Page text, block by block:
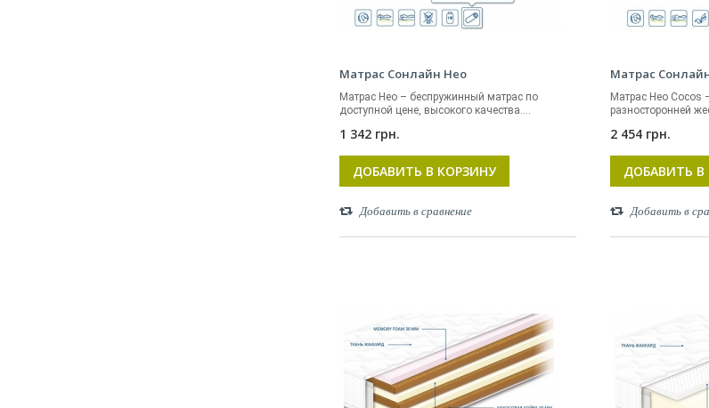
Матрас Сонлайн Нео
Матрас Нео – беспружинный матрас по
доступной цене, высокого качества....
1 342 грн.
ДОБАВИТЬ В КОРЗИНУ
Добавить в сравнение
Матрас
Матрас Нео Cocos
разносторонней
2 454 грн.
ДОБАВИТЬ В
Добавить в